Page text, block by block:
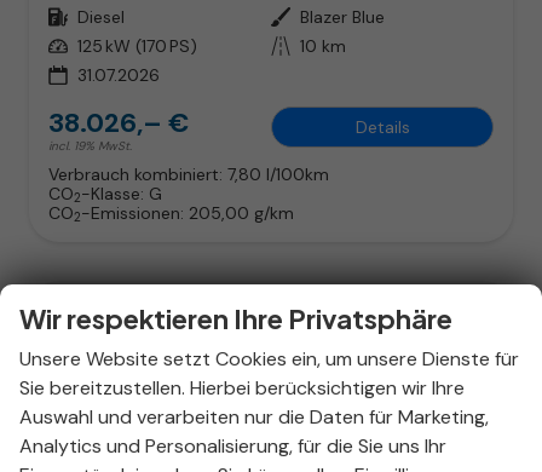
Kraftstoff Diesel Außenfarbe Blazer Blue
Leistung 125 kW (170 PS) Kilometerstand 10 km
31.07.2026
38.026,– €
incl. 19% MwSt.
Details
Verbrauch kombiniert: 7,80 l/100km
CO2-Klasse: G
CO2-Emissionen: 205,00 g/km
Wir respektieren Ihre Privatsphäre
Unsere Website setzt Cookies ein, um unsere Dienste für
Sie bereitzustellen. Hierbei berücksichtigen wir Ihre
Auswahl und verarbeiten nur die Daten für Marketing,
Analytics und Personalisierung, für die Sie uns Ihr